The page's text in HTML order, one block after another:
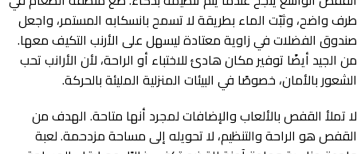
طرف واضح، وثبّت الماء بطريقة لا تسمح بانسكابه المستمر، واجعل
صندوق الفضلات في زاوية معتادة ليسهل على الأرنب التكيف معها.
من الجيد أيضًا توفير مكان هادئ للاختباء أو الراحة، لأن الأرانب تحب
الشعور بالأمان، خصوصًا في البيئات المنزلية المليئة بالحركة.
لا تملأ القفص بالألعاب والإضافات لمجرد أنها متاحة. الهدف من
القفص هو الراحة والتنظيم، لا تحويله إلى مساحة مزدحمة. لعبة